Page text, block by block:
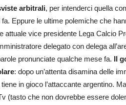
arbitrali, per intenderci quella
Eppure le ultime polemiche che
attuale vice presidente Lega Calcio
delegato con delega
pronunciate qualche mese fa. Il
: dopo un’attenta disamina delle
in gioco l’attaccante argentino.
(tasto che non dovrebbe essere